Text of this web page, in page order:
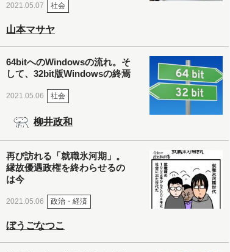
2021.05.07 社会
山本マサヤ
64bitへのWindowsの流れ。そ
して、32bit版Windowsの終焉
2021.05.06 社会
柳井政和
再び訪れる「就職氷河期」。
縁故優遇政権を終わらせるの
は今
2021.05.06 政治・経済
ぼうごなつこ